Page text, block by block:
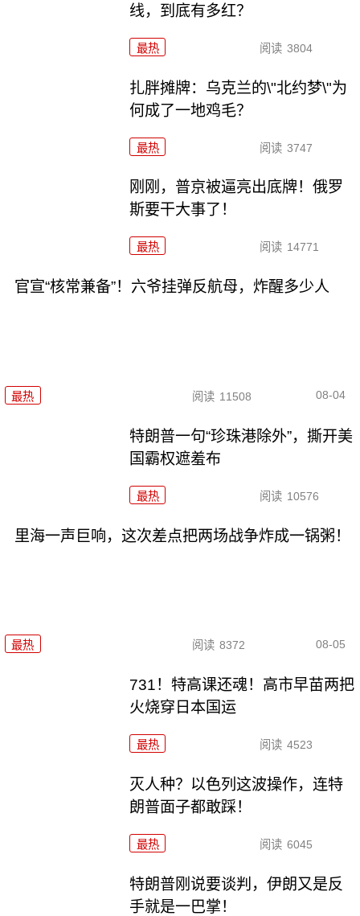
线，到底有多红？
最热 阅读 3804
扎胖摊牌：乌克兰的\"北约梦\"为
何成了一地鸡毛？
最热 阅读 3747
刚刚，普京被逼亮出底牌！俄罗
斯要干大事了！
最热 阅读 14771
官宣“核常兼备”！六爷挂弹反航母，炸醒多少人
最热 阅读 11508 08-04
特朗普一句“珍珠港除外”，撕开美
国霸权遮羞布
最热 阅读 10576
里海一声巨响，这次差点把两场战争炸成一锅粥！
最热 阅读 8372 08-05
731！特高课还魂！高市早苗两把
火烧穿日本国运
最热 阅读 4523
灭人种？以色列这波操作，连特
朗普面子都敢踩！
最热 阅读 6045
特朗普刚说要谈判，伊朗又是反
手就是一巴掌！